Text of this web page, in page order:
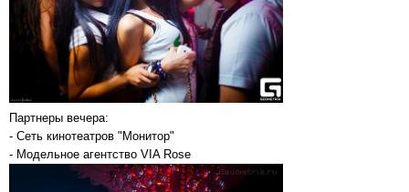
Партнеры вечера:
- Сеть кинотеатров "Монитор"
- Модельное агентство VIA Rose